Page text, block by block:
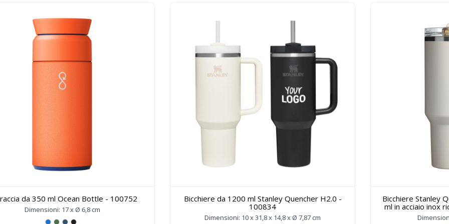
da 350 ml Ocean Bottle - 100752
Dimensioni: 17 x Ø 6,8 cm
Bicchiere da 1200 ml Stanley Quencher H2.0 -
100834
Dimensioni: 10 x 31,8 x 14,8 x Ø 7,87 cm
Bicchiere Stanley
ml in acciaio inox